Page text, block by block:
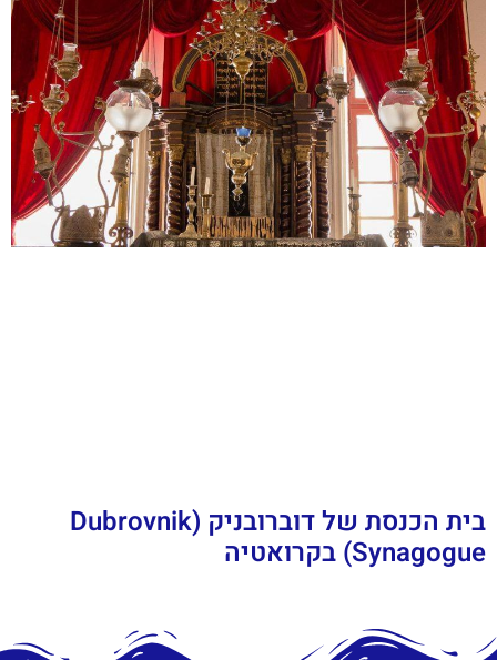
בית הכנסת של דוברובניק (Dubrovnik
Synagogue) בקרואטיה